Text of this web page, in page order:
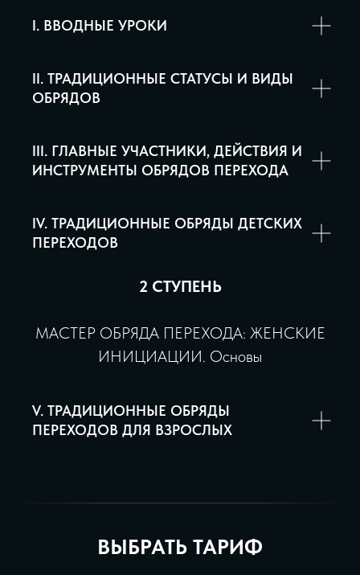
I. ВВОДНЫЕ УРОКИ
II. ТРАДИЦИОННЫЕ СТАТУСЫ И ВИДЫ
ОБРЯДОВ
III. ГЛАВНЫЕ УЧАСТНИКИ, ДЕЙСТВИЯ И
ИНСТРУМЕНТЫ ОБРЯДОВ ПЕРЕХОДА
IV. ТРАДИЦИОННЫЕ ОБРЯДЫ ДЕТСКИХ
ПЕРЕХОДОВ
2 СТУПЕНЬ
МАСТЕР ОБРЯДА ПЕРЕХОДА: ЖЕНСКИЕ
ИНИЦИАЦИИ. Основы
V. ТРАДИЦИОННЫЕ ОБРЯДЫ
ПЕРЕХОДОВ ДЛЯ ВЗРОСЛЫХ
ВЫБРАТЬ ТАРИФ